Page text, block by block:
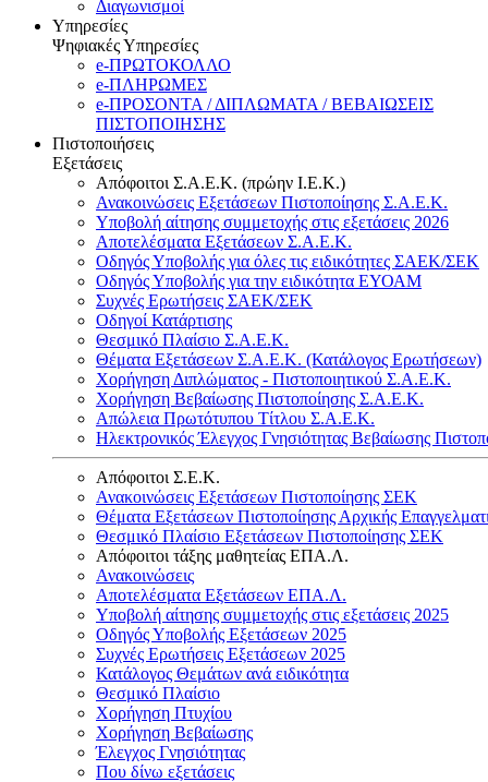
Διαγωνισμοί
Υπηρεσίες
Ψηφιακές Υπηρεσίες
e-ΠΡΩΤΟΚΟΛΛΟ
e-ΠΛΗΡΩΜΕΣ
e-ΠΡΟΣΟΝΤΑ / ΔΙΠΛΩΜΑΤΑ / ΒΕΒΑΙΩΣΕΙΣ
ΠΙΣΤΟΠΟΙΗΣΗΣ
Πιστοποιήσεις
Εξετάσεις
Απόφοιτοι Σ.Α.Ε.Κ. (πρώην Ι.Ε.Κ.)
Ανακοινώσεις Εξετάσεων Πιστοποίησης Σ.Α.Ε.Κ.
Υποβολή αίτησης συμμετοχής στις εξετάσεις 2026
Αποτελέσματα Εξετάσεων Σ.Α.Ε.Κ.
Οδηγός Υποβολής για όλες τις ειδικότητες ΣΑΕΚ/ΣΕΚ
Οδηγός Υποβολής για την ειδικότητα ΕΥΟΑΜ
Συχνές Ερωτήσεις ΣΑΕΚ/ΣΕΚ
Οδηγοί Κατάρτισης
Θεσμικό Πλαίσιο Σ.Α.Ε.Κ.
Θέματα Εξετάσεων Σ.Α.Ε.Κ. (Κατάλογος Ερωτήσεων)
Χορήγηση Διπλώματος - Πιστοποιητικού Σ.Α.Ε.Κ.
Χορήγηση Βεβαίωσης Πιστοποίησης Σ.Α.Ε.Κ.
Απώλεια Πρωτότυπου Τίτλου Σ.Α.Ε.Κ.
Ηλεκτρονικός Έλεγχος Γνησιότητας Βεβαίωσης
Απόφοιτοι Σ.Ε.Κ.
Ανακοινώσεις Εξετάσεων Πιστοποίησης ΣΕΚ
Θέματα Εξετάσεων Πιστοποίησης Αρχικής
Θεσμικό Πλαίσιο Εξετάσεων Πιστοποίησης ΣΕΚ
Απόφοιτοι τάξης μαθητείας ΕΠΑ.Λ.
Ανακοινώσεις
Αποτελέσματα Εξετάσεων ΕΠΑ.Λ.
Υποβολή αίτησης συμμετοχής στις εξετάσεις 2025
Οδηγός Υποβολής Εξετάσεων 2025
Συχνές Ερωτήσεις Εξετάσεων 2025
Κατάλογος Θεμάτων ανά ειδικότητα
Θεσμικό Πλαίσιο
Χορήγηση Πτυχίου
Χορήγηση Βεβαίωσης
Έλεγχος Γνησιότητας
Που δίνω εξετάσεις